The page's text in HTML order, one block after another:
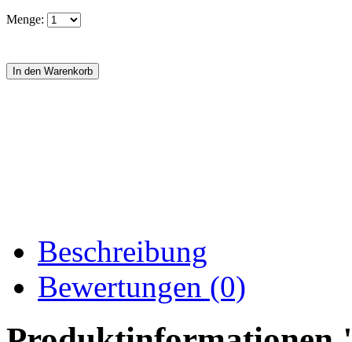
Menge:
Beschreibung
Bewertungen (0)